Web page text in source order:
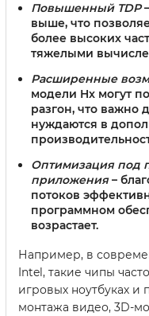
Повышенный TDP
выше, что
более высоких
тяжелыми
Расширенные
модели Hx могут
разгон, что важно
нуждаются в
Оптимизация под
приложения–
потоков
программном
возрастает.
Например, в
Intel, такие чипы
игровых ноутбуках и
монтажа видео, 3D-